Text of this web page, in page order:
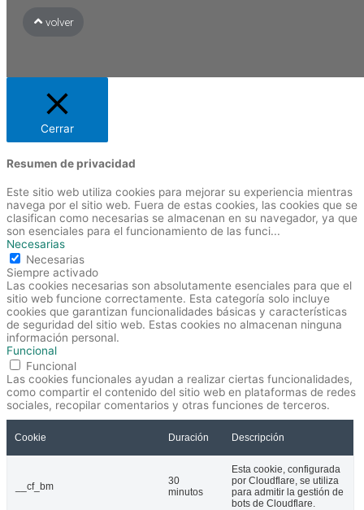
volver
Cerrar
Resumen de privacidad
Este sitio web utiliza cookies para mejorar su experiencia mientras
navega por el sitio web. Fuera de estas cookies, las cookies que se
clasifican como necesarias se almacenan en su navegador, ya que
son esenciales para el funcionamiento de las funci...
Necesarias
Necesarias
Siempre activado
Las cookies necesarias son absolutamente esenciales para que el
sitio web funcione correctamente. Esta categoría solo incluye
cookies que garantizan funcionalidades básicas y características
de seguridad del sitio web. Estas cookies no almacenan ninguna
información personal.
Funcional
Funcional
Las cookies funcionales ayudan a realizar ciertas funcionalidades,
como compartir el contenido del sitio web en plataformas de redes
sociales, recopilar comentarios y otras funciones de terceros.
Cookie Duración Descripción
__cf_bm
30
minutos
Esta cookie, configurada
por Cloudflare, se utiliza
para admitir la gestión de
bots de Cloudflare.